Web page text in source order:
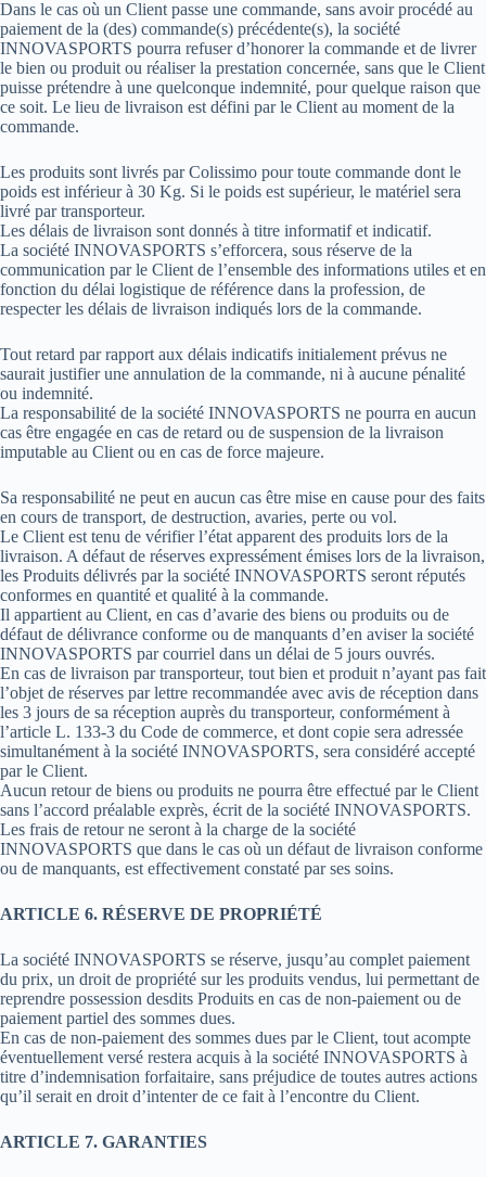
Dans le cas où un Client passe une commande, sans avoir procédé au
paiement de la (des) commande(s) précédente(s), la société
INNOVASPORTS pourra refuser d’honorer la commande et de livrer
le bien ou produit ou réaliser la prestation concernée, sans que le Client
puisse prétendre à une quelconque indemnité, pour quelque raison que
ce soit. Le lieu de livraison est défini par le Client au moment de la
commande.
Les produits sont livrés par Colissimo pour toute commande dont le
poids est inférieur à 30 Kg. Si le poids est supérieur, le matériel sera
livré par transporteur.
Les délais de livraison sont donnés à titre informatif et indicatif.
La société INNOVASPORTS s’efforcera, sous réserve de la
communication par le Client de l’ensemble des informations utiles et en
fonction du délai logistique de référence dans la profession, de
respecter les délais de livraison indiqués lors de la commande.
Tout retard par rapport aux délais indicatifs initialement prévus ne
saurait justifier une annulation de la commande, ni à aucune pénalité
ou indemnité.
La responsabilité de la société INNOVASPORTS ne pourra en aucun
cas être engagée en cas de retard ou de suspension de la livraison
imputable au Client ou en cas de force majeure.
Sa responsabilité ne peut en aucun cas être mise en cause pour des faits
en cours de transport, de destruction, avaries, perte ou vol.
Le Client est tenu de vérifier l’état apparent des produits lors de la
livraison. A défaut de réserves expressément émises lors de la livraison,
les Produits délivrés par la société INNOVASPORTS seront réputés
conformes en quantité et qualité à la commande.
Il appartient au Client, en cas d’avarie des biens ou produits ou de
défaut de délivrance conforme ou de manquants d’en aviser la société
INNOVASPORTS par courriel dans un délai de 5 jours ouvrés.
En cas de livraison par transporteur, tout bien et produit n’ayant pas fait
l’objet de réserves par lettre recommandée avec avis de réception dans
les 3 jours de sa réception auprès du transporteur, conformément à
l’article L. 133-3 du Code de commerce, et dont copie sera adressée
simultanément à la société INNOVASPORTS, sera considéré accepté
par le Client.
Aucun retour de biens ou produits ne pourra être effectué par le Client
sans l’accord préalable exprès, écrit de la société INNOVASPORTS.
Les frais de retour ne seront à la charge de la société
INNOVASPORTS que dans le cas où un défaut de livraison conforme
ou de manquants, est effectivement constaté par ses soins.
ARTICLE 6. RÉSERVE DE PROPRIÉTÉ
La société INNOVASPORTS se réserve, jusqu’au complet paiement
du prix, un droit de propriété sur les produits vendus, lui permettant de
reprendre possession desdits Produits en cas de non-paiement ou de
paiement partiel des sommes dues.
En cas de non-paiement des sommes dues par le Client, tout acompte
éventuellement versé restera acquis à la société INNOVASPORTS à
titre d’indemnisation forfaitaire, sans préjudice de toutes autres actions
qu’il serait en droit d’intenter de ce fait à l’encontre du Client.
ARTICLE 7. GARANTIES